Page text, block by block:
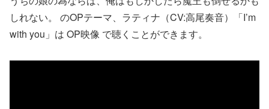
しれない。 のOPテーマ、ラティナ（CV:高尾奏音）「I’m
with you」は OP映像 で聴くことができます。